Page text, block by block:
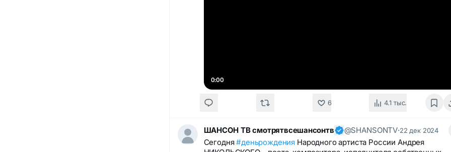
0:00
6 4.1 тыс.
ШАНСОН ТВ смотрятвсешансонтв @SHANSONTV·22 дек 2024
Сегодня#деньрождения Народного артиста России Андрея